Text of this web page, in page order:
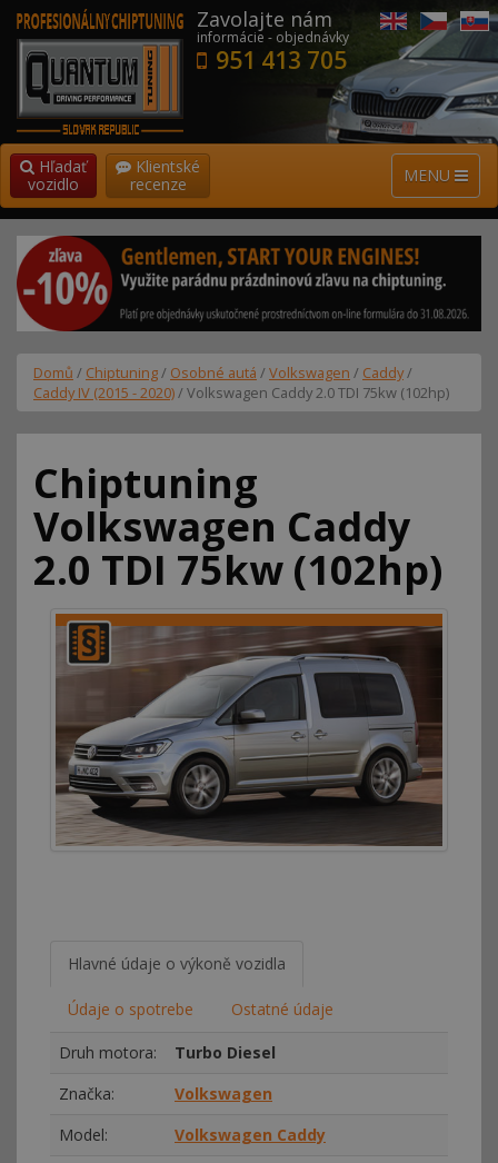
Zavolajte nám
informácie - objednávky
951 413 705
MENU
Hľadať
vozidlo
Klientské
recenze
Domů / Chiptuning/ Osobné autá /Volkswagen / Caddy/
Caddy IV (2015 - 2020)/ Volkswagen Caddy 2.0 TDI 75kw (102hp)
Chiptuning
Volkswagen Caddy
2.0 TDI 75kw (102hp)
Hlavné údaje o výkoně vozidla
Údaje o spotrebe Ostatné údaje
Druh motora:
Turbo Diesel
Značka:
Volkswagen
Model:
Volkswagen Caddy